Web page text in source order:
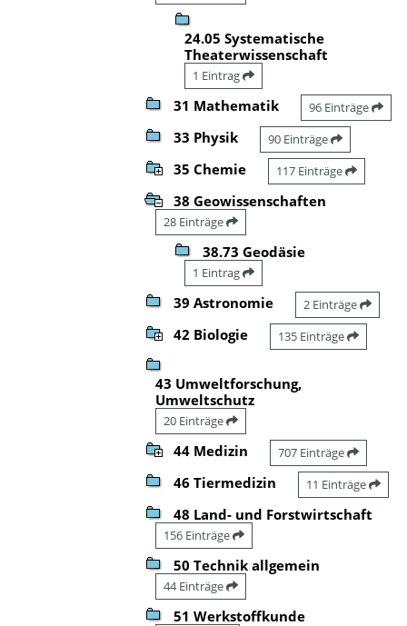
24.05 Systematische
Theaterwissenschaft
1 Eintrag
31 Mathematik 96 Einträge
33 Physik 90 Einträge
35 Chemie 117 Einträge
38 Geowissenschaften
28 Einträge
38.73 Geodäsie
1 Eintrag
39 Astronomie 2 Einträge
42 Biologie 135 Einträge
43 Umweltforschung,
Umweltschutz
20 Einträge
44 Medizin 707 Einträge
46 Tiermedizin 11 Einträge
48 Land- und Forstwirtschaft
156 Einträge
50 Technik allgemein
44 Einträge
51 Werkstoffkunde